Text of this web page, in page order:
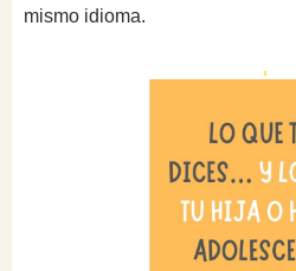
mismo idioma.